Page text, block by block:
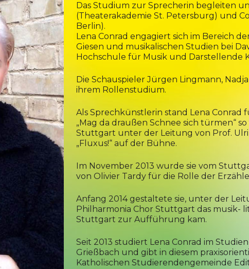
Das Studium zur Sprecherin begleiten
(Theaterakademie St. Petersburg) und
Berlin).
Lena Conrad engagiert sich im Bereich
Giesen und musikalischen Studien bei
Hochschule für Musik und Darstellende
Die Schauspieler Jürgen Lingmann,
ihrem Rollenstudium.
Als Sprechkünstlerin stand Lena
„Mag da draußen Schnee sich türmen“
Stuttgart unter der Leitung von Prof.
„Fluxus!“ auf der Bühne.
Im November 2013 wurde sie vom
von Olivier Tardy für die Rolle der
Anfang 2014 gestaltete sie, unter der
Philharmonia Chor Stuttgart das musik-
Stuttgart zur Aufführung kam.
Seit 2013 studiert Lena Conrad im
Grießbach und gibt in diesem
Katholischen Studierendengemeinde